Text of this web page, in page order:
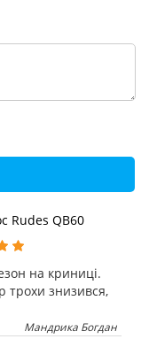
Rudes QB60
на криниці.
трохи знизився,
Мандрика Богдан